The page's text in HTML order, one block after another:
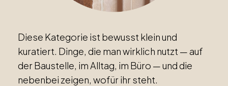
Diese Kategorie ist bewusst klein und
kuratiert. Dinge, die man wirklich nutzt — auf
der Baustelle, im Alltag, im Büro — und die
nebenbei zeigen, wofür ihr steht.